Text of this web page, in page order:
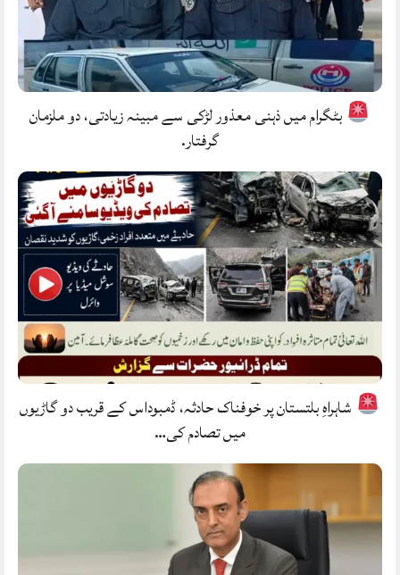
بٹگرام میں ذہنی معذور لڑکی سے مبینہ زیادتی، دو ملزمان
گرفتار.
شاہراہِ بلتستان پر خوفناک حادثہ، ڈمبوداس کے قریب دو گاڑیوں
میں تصادم کی…